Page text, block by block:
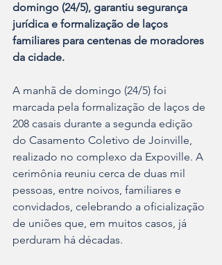
domingo (24/5), garantiu segurança
jurídica e formalização de laços
familiares para centenas de moradores
da cidade.
A manhã de domingo (24/5) foi
marcada pela formalização de laços de
208 casais durante a segunda edição
do Casamento Coletivo de Joinville,
realizado no complexo da Expoville. A
cerimônia reuniu cerca de duas mil
pessoas, entre noivos, familiares e
convidados, celebrando a oficialização
de uniões que, em muitos casos, já
perduram há décadas.